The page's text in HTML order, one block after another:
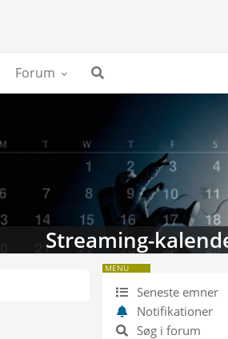
Forum
Streaming-
MENU
Seneste emner
Notifikationer
Søg i forum